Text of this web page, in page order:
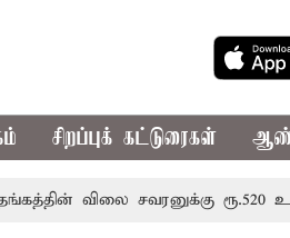
சிறப்புக் கட்டுரைகள்
சவரனுக்கு ரூ.520 உயர்ந்து